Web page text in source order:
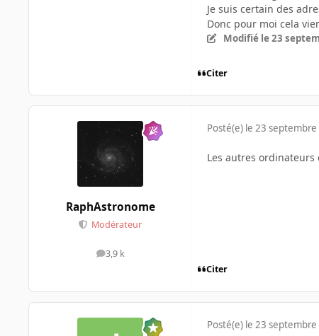
Je suis certain des
Donc pour moi cela
Modifié le 23
Citer
RaphAstronome
Modérateur
3,9 k
messages
Posté(e) le 23 septembre
Les autres
Citer
Posté(e) le 23 septembre